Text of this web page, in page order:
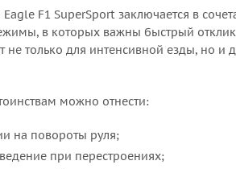
F1 SuperSport заключается в
в которых важны быстрый
не только для интенсивной езды, но и
можно отнести:
на повороты руля;
при перестроениях;